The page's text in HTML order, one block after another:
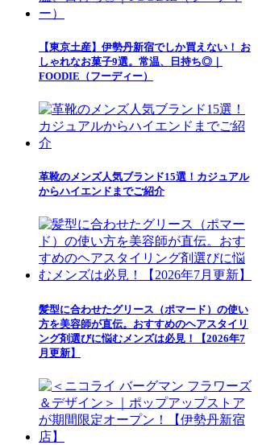
【東京土産】伊勢丹新宿でしか買えない！ お
しゃれなお菓子9選。常温、日持ち◎｜
FOODIE（フーディー）
革靴のメンズ人気ブランド15選！カジュアル
からハイエンドまでご紹介
髪型に合わせたグリース（ポマード）の使い
方を美容師が直伝。おすすめのヘアスタイリ
ング剤選びに悩むメンズは必見！【2026年7
月更新】